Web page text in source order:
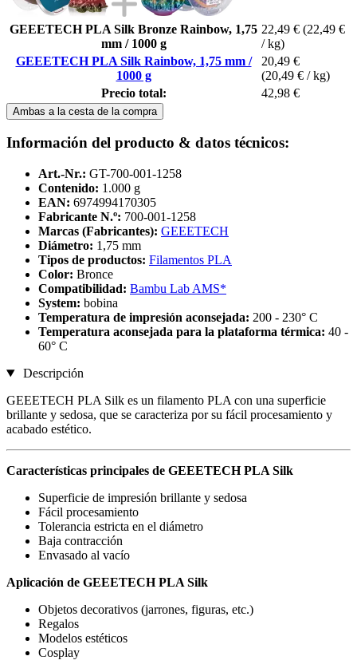
GEEETECH PLA Silk Bronze Rainbow, 1,75
mm / 1000 g
22,49 € (22,49 €
/ kg)
GEEETECH PLA Silk Rainbow, 1,75 mm /
1000 g
20,49 €
(20,49 € / kg)
Precio total:
42,98 €
Ambas a la cesta de la compra
Información del producto & datos técnicos:
Art.-Nr.: GT-700-001-1258
Contenido: 1.000 g
EAN: 6974994170305
Fabricante N.º: 700-001-1258
Marcas (Fabricantes): GEEETECH
Diámetro: 1,75 mm
Tipos de productos: Filamentos PLA
Color: Bronce
Compatibilidad: Bambu Lab AMS*
System: bobina
Temperatura de impresión aconsejada: 200 - 230° C
Temperatura aconsejada para la plataforma térmica: 40 -
60° C
Descripción
GEEETECH PLA Silk es un filamento PLA con una superficie
brillante y sedosa, que se caracteriza por su fácil procesamiento y
acabado estético.
Características principales de GEEETECH PLA Silk
Superficie de impresión brillante y sedosa
Fácil procesamiento
Tolerancia estricta en el diámetro
Baja contracción
Envasado al vacío
Aplicación de GEEETECH PLA Silk
Objetos decorativos (jarrones, figuras, etc.)
Regalos
Modelos estéticos
Cosplay